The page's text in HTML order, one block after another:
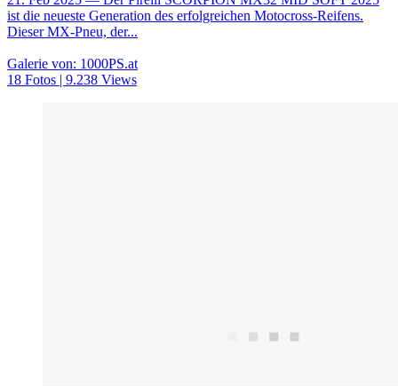
ist die neueste Generation des erfolgreichen Motocross-Reifens.
Dieser MX-Pneu, der...
Galerie von: 1000PS.at
18 Fotos | 9.238 Views